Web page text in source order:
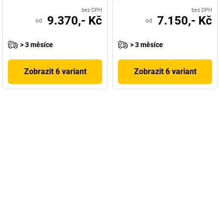
bez DPH
od 9.370,- Kč
> 3 měsíce
Zobrazit 6 variant
bez DPH
od 7.150,- Kč
> 3 měsíce
Zobrazit 6 variant